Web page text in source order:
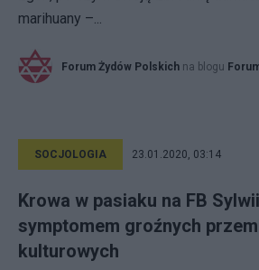
marihuany –...
Forum Żydów Polskich na blogu
SOCJOLOGIA 23.01.2020, 03:14
Krowa w pasiaku na FB
symptomem groźnych
kulturowych